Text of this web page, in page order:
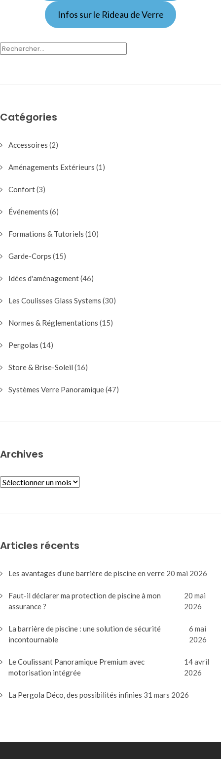
Infos sur le Rideau de Verre
RECHERCHER :
Catégories
Accessoires (2)
Aménagements Extérieurs (1)
Confort(3)
Événements (6)
Formations & Tutoriels (10)
Garde-Corps (15)
Idées d'aménagement(46)
Les Coulisses Glass Systems (30)
Normes & Réglementations (15)
Pergolas (14)
Store & Brise-Soleil (16)
Systèmes Verre Panoramique(47)
Archives
ARCHIVES
Articles récents
Les avantages d’une barrière de piscine en verre 20 mai 2026
Faut-il déclarer ma protection de piscine à mon
assurance ?
20 mai
2026
La barrière de piscine : une solution de sécurité
incontournable
6 mai
2026
Le Coulissant Panoramique Premium avec
motorisation intégrée
14 avril
2026
La Pergola Déco, des possibilités infinies 31 mars 2026